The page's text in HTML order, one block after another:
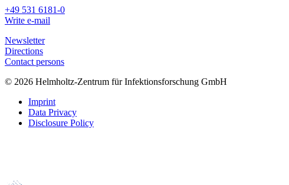
+49 531 6181-0
Write e-mail
Newsletter
Directions
Contact persons
© 2026 Helmholtz-Zentrum für Infektionsforschung GmbH
Imprint
Data Privacy
Disclosure Policy